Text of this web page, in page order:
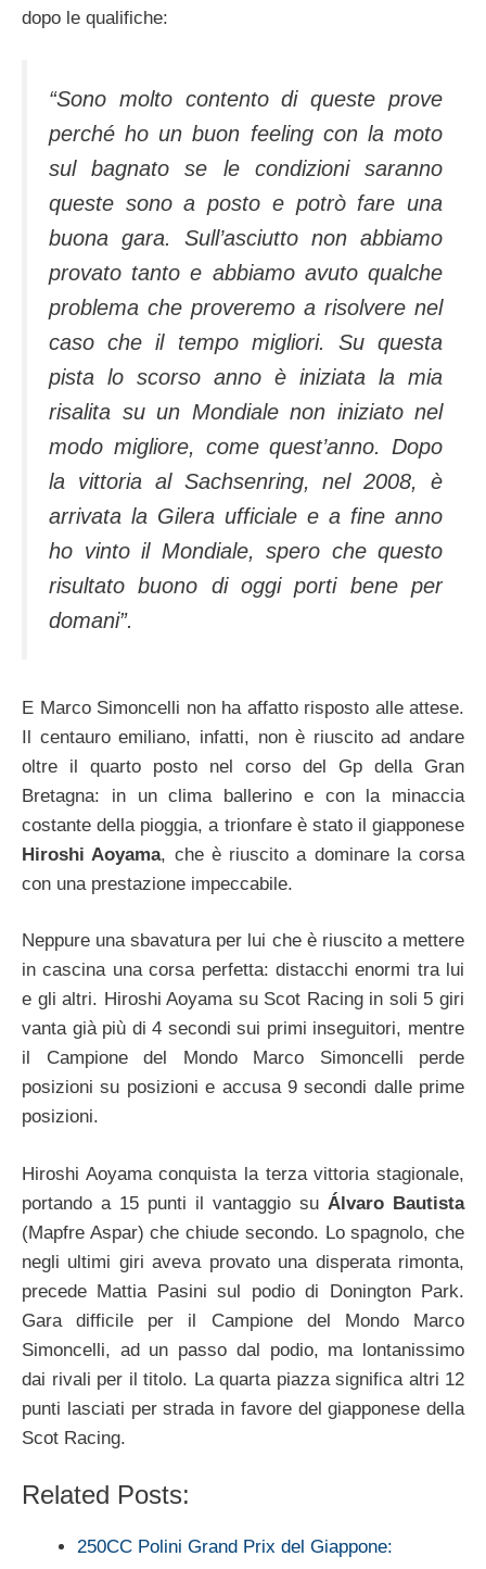
dopo le qualifiche:
“Sono molto contento di queste prove
perché ho un buon feeling con la moto
sul bagnato se le condizioni saranno
queste sono a posto e potrò fare una
buona gara. Sull’asciutto non abbiamo
provato tanto e abbiamo avuto qualche
problema che proveremo a risolvere nel
caso che il tempo migliori. Su questa
pista lo scorso anno è iniziata la mia
risalita su un Mondiale non iniziato nel
modo migliore, come quest’anno. Dopo
la vittoria al Sachsenring, nel 2008, è
arrivata la Gilera ufficiale e a fine anno
ho vinto il Mondiale, spero che questo
risultato buono di oggi porti bene per
domani”.
E Marco Simoncelli non ha affatto risposto alle attese.
Il centauro emiliano, infatti, non è riuscito ad andare
oltre il quarto posto nel corso del Gp della Gran
Bretagna: in un clima ballerino e con la minaccia
costante della pioggia, a trionfare è stato il giapponese
Hiroshi Aoyama, che è riuscito a dominare la corsa
con una prestazione impeccabile.
Neppure una sbavatura per lui che è riuscito a mettere
in cascina una corsa perfetta: distacchi enormi tra lui
e gli altri. Hiroshi Aoyama su Scot Racing in soli 5 giri
vanta già più di 4 secondi sui primi inseguitori, mentre
il Campione del Mondo Marco Simoncelli perde
posizioni su posizioni e accusa 9 secondi dalle prime
posizioni.
Hiroshi Aoyama conquista la terza vittoria stagionale,
portando a 15 punti il vantaggio su Álvaro Bautista
(Mapfre Aspar) che chiude secondo. Lo spagnolo, che
negli ultimi giri aveva provato una disperata rimonta,
precede Mattia Pasini sul podio di Donington Park.
Gara difficile per il Campione del Mondo Marco
Simoncelli, ad un passo dal podio, ma lontanissimo
dai rivali per il titolo. La quarta piazza significa altri 12
punti lasciati per strada in favore del giapponese della
Scot Racing.
Related Posts:
250CC Polini Grand Prix del Giappone: